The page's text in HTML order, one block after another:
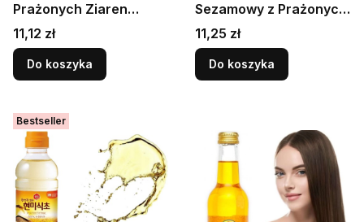
Prażonych Ziaren
Sezamu Do Zup i Potraw
150ml SAKURA
Cena
11,12 zł
Do koszyka
Sezamowy z Prażonych
Ziaren 55ml Pure
Sesame Oil OTTOGI
Cena
11,25 zł
Do koszyka
Bestseller